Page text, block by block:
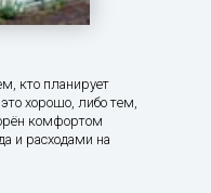
кто планирует
хорошо, либо тем,
комфортом
и расходами на